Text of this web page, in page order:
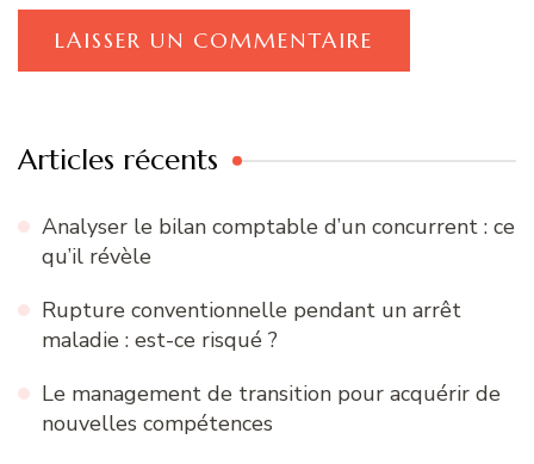
Articles récents
Analyser le bilan comptable d’un concurrent : ce
qu’il révèle
Rupture conventionnelle pendant un arrêt
maladie : est-ce risqué ?
Le management de transition pour acquérir de
nouvelles compétences